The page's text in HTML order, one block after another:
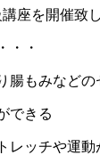
座を開催致し
・・
腸もみなどの
できる
レッチや運動